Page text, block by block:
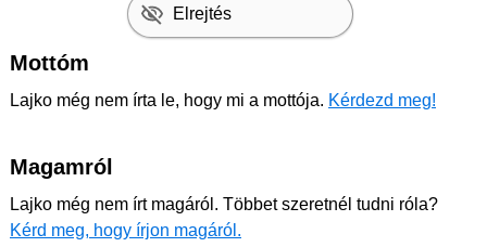
Elrejtés
Mottóm
Lajko még nem írta le, hogy mi a mottója. Kérdezd meg!
Magamról
Lajko még nem írt magáról. Többet szeretnél tudni róla?
Kérd meg, hogy írjon magáról.